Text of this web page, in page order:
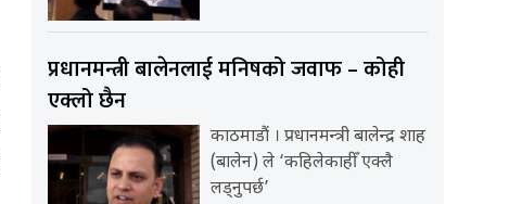
प्रधानमन्त्री बालेनलाई मनिषको जवाफ – कोही
एक्लो छैन
काठमाडौं । प्रधानमन्त्री बालेन्द्र शाह
(बालेन) ले ‘कहिलेकाहीँ एक्लै
लड्नुपर्छ’